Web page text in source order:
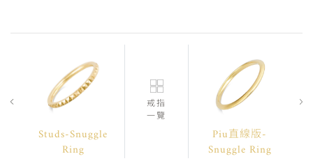
Studs-Snuggle
Ring
戒指
一覽
Piu直線版-
Snuggle Ring